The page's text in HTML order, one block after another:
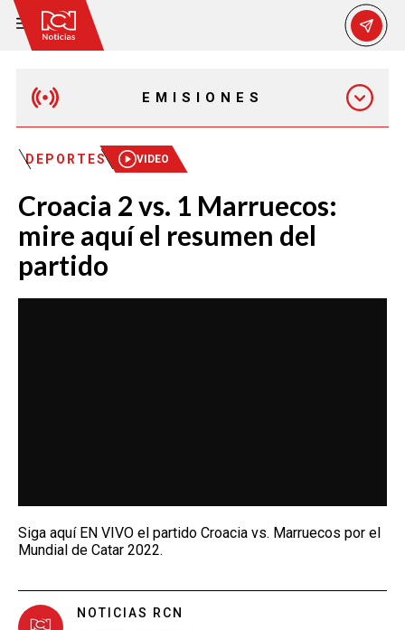
EMISIONES
EMISIÓN 12:30 PM
EMISIÓN 7:00 PM
DEPORTES VIDEO
Croacia 2 vs. 1 Marruecos:
mire aquí el resumen del
partido
Siga aquí EN VIVO el partido Croacia vs. Marruecos por el
Mundial de Catar 2022.
NOTICIAS RCN